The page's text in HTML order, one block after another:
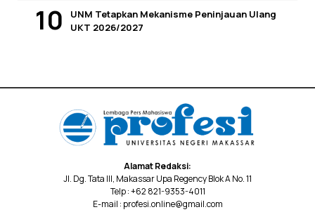
UNM Tetapkan Mekanisme Peninjauan Ulang
UKT 2026/2027
Alamat Redaksi:
Jl. Dg. Tata III, Makassar Upa Regency Blok A No. 11
Telp : +62 821-9353-4011
E-mail : profesi.online@gmail.com